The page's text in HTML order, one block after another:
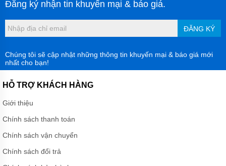
HÓA
THÙNG
PHUY
THỔI
KHÍ
MÁY
MÀNG
HÓA
CHẤT
BƠM
RĂNG
Đăng ký nhận tin khuyến mại & báo giá.
ĐĂNG KÝ
Chúng tôi sẽ cập nhật những thông tin khuyến mại & báo giá mới
nhất cho bạn!
HỖ TRỢ KHÁCH HÀNG
Giới thiệu
Chính sách thanh toán
Chính sách vận chuyển
Chính sách đổi trả